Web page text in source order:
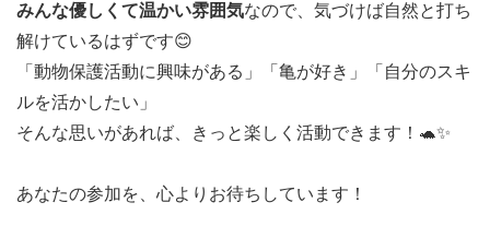
みんな優しくて温かい雰囲気なので、気づけば自然と打ち
解けているはずです😊
「動物保護活動に興味がある」「亀が好き」「自分のスキ
ルを活かしたい」
そんな思いがあれば、きっと楽しく活動できます！🐢✨
あなたの参加を、心よりお待ちしています！